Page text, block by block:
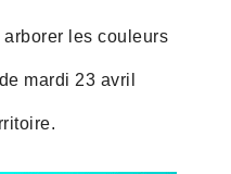
les couleurs
mardi 23 avril